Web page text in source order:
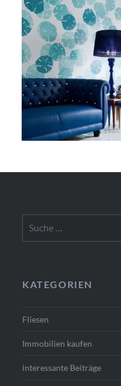
nach:
KATEGORIEN
Fliesen
Immobilien kaufen
interessante Beiträge